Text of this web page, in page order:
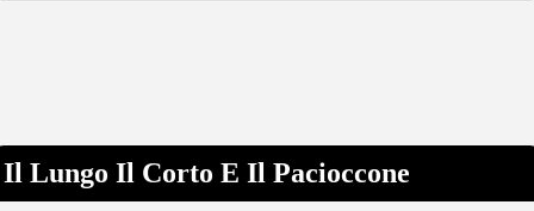
Il Lungo Il Corto E Il Pacioccone